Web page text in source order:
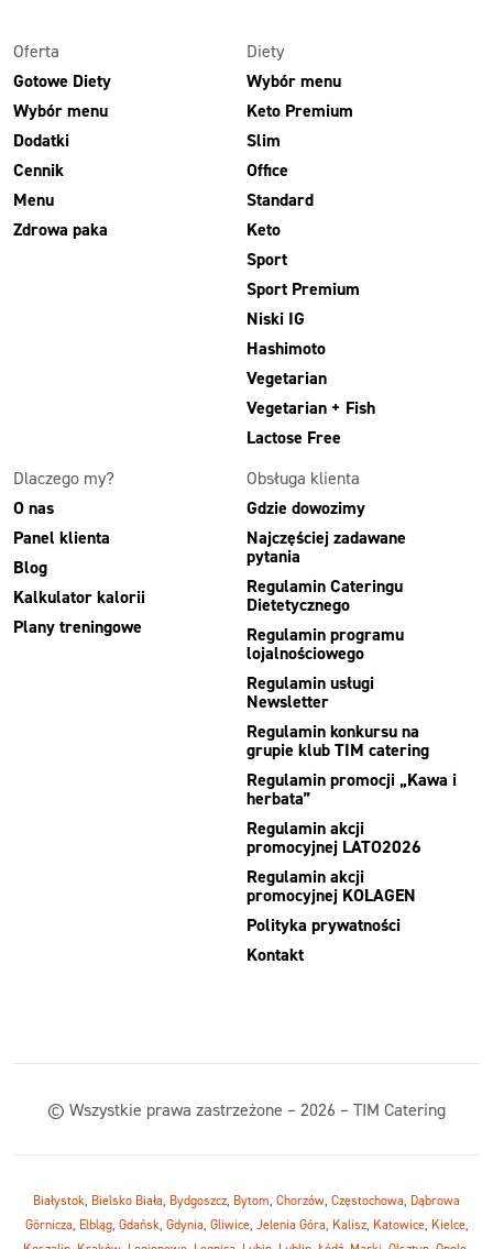
Oferta
Gotowe Diety
Wybór menu
Dodatki
Cennik
Menu
Zdrowa paka
Diety
Wybór menu
Keto Premium
Slim
Office
Standard
Keto
Sport
Sport Premium
Niski IG
Hashimoto
Vegetarian
Vegetarian + Fish
Lactose Free
Dlaczego my?
O nas
Panel klienta
Blog
Kalkulator kalorii
Plany treningowe
Obsługa klienta
Gdzie dowozimy
Najczęściej zadawane
pytania
Regulamin Cateringu
Dietetycznego
Regulamin programu
lojalnościowego
Regulamin usługi
Newsletter
Regulamin konkursu na
grupie klub TIM catering
Regulamin promocji „Kawa i
herbata”
Regulamin akcji
promocyjnej LATO2026
Regulamin akcji
promocyjnej KOLAGEN
Polityka prywatności
Kontakt
© Wszystkie prawa zastrzeżone – 2026 – TIM Catering
Białystok, Bielsko Biała, Bydgoszcz, Bytom, Chorzów, Częstochowa, Dąbrowa
Górnicza, Elbląg, Gdańsk, Gdynia, Gliwice, Jelenia Góra, Kalisz, Katowice, Kielce,